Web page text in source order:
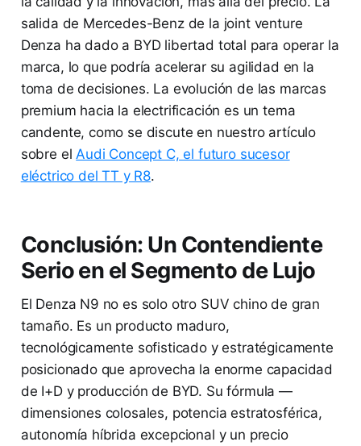
salida de Mercedes-Benz de la joint venture
Denza ha dado a BYD libertad total para operar la
marca, lo que podría acelerar su agilidad en la
toma de decisiones. La evolución de las marcas
premium hacia la electrificación es un tema
candente, como se discute en nuestro artículo
sobre el Audi Concept C, el futuro sucesor
eléctrico del TT y R8.
Conclusión: Un Contendiente
Serio en el Segmento de Lujo
El Denza N9 no es solo otro SUV chino de gran
tamaño. Es un producto maduro,
tecnológicamente sofisticado y estratégicamente
posicionado que aprovecha la enorme capacidad
de I+D y producción de BYD. Su fórmula —
dimensiones colosales, potencia estratosférica,
autonomía híbrida excepcional y un precio